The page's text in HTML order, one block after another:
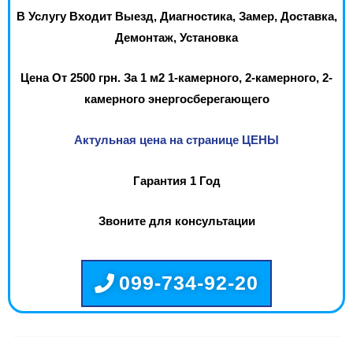
В Услугу Входит Выезд, Диагностика, Замер, Доставка,
Демонтаж, Установка
Цена От 2500 грн. За 1 м2 1-камерного, 2-камерного, 2-
камерного энергосберегающего
Актульная цена на странице ЦЕНЫ
Гарантия 1 Год
Звоните для консультации
099-734-92-20